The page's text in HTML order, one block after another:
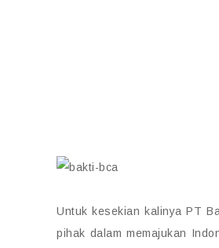
Untuk kesekian kalinya PT
pihak dalam memajukan